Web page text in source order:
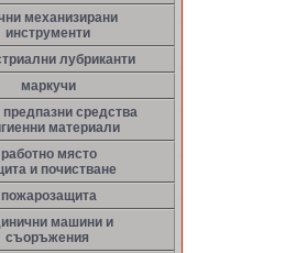
механизирани
инструменти
лубриканти
маркучи
средства
материали
работно място
и почистване
пожарозащита
машини и
съоръжения